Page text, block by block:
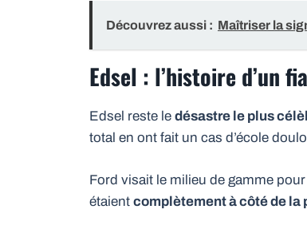
Découvrez aussi : Maîtriser la
Edsel : l’histoire d’un
Edsel reste le désastre le plus
total en ont fait un cas d’école
Ford visait le milieu de gamme
étaient complètement à côté de la